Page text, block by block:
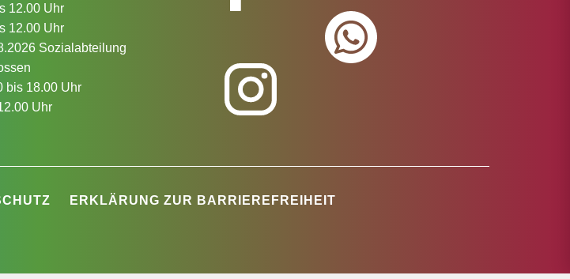
12.00 Uhr
12.00 Uhr
Sozialabteilung
bis 18.00 Uhr
Uhr
ERKLÄRUNG ZUR BARRIEREFREIHEIT